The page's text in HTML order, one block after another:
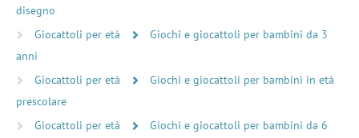
disegno
Giocattoli per età
Giochi e giocattoli per bambini da 3
anni
Giocattoli per età
Giochi e giocattoli per bambini in età
prescolare
Giocattoli per età
Giochi e giocattoli per bambini da 6